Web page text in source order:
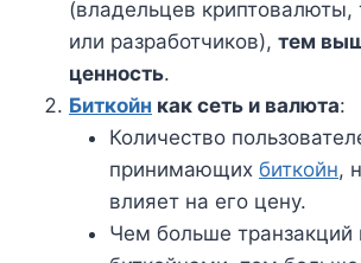
(владельцев криптовалюты,
или разработчиков), тем
ценность.
Биткойн как сеть и валюта:
Количество
принимающих биткойн,
влияет на его цену.
Чем больше транзакций